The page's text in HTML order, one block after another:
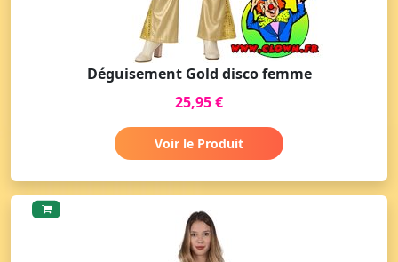
Déguisement Gold disco femme
25,95 €
Voir le Produit